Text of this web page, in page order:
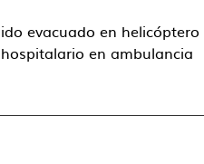
evacuado en
en ambulancia